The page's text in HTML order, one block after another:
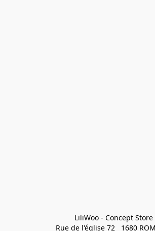
LiliWoo - Concept Store
Rue de l'église 72   1680